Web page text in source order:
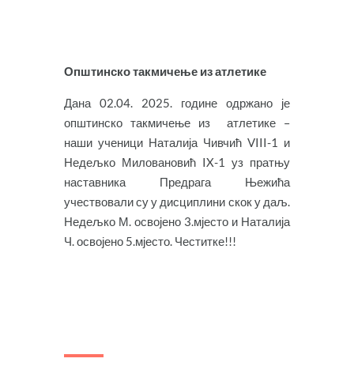
Општинско такмичење из атлетике
Дана 02.04. 2025. године одржано је
општинско такмичење из атлетике –
наши ученици Наталија Чивчић VIII-1 и
Недељко Миловановић IX-1 уз пратњу
наставника Предрага Њежића
учествовали су у дисциплини скок у даљ.
Недељко М. освојено 3.мјесто и Наталија
Ч. освојено 5.мјесто. Честитке!!!